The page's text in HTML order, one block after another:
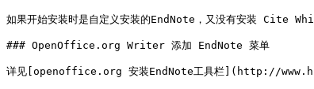
如果开始安装时是自定义安装的EndNote，又没有安装
### OpenOffice.org Writer 添加 EndNote 菜单